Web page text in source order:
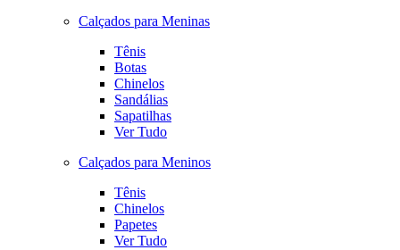
Calçados para Meninas
Tênis
Botas
Chinelos
Sandálias
Sapatilhas
Ver Tudo
Calçados para Meninos
Tênis
Chinelos
Papetes
Ver Tudo